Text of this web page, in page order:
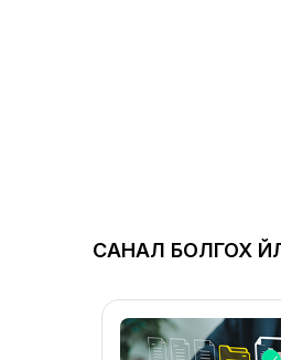
САНАЛ БОЛГОХ